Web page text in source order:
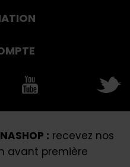
: recevez nos
avant première